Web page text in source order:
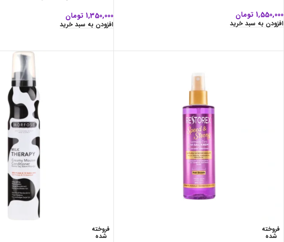
1,550,000 تومان
افزودن به سبد خرید
1,350,000 تومان
افزودن به سبد خرید
فروخته
شده
فروخته
شده